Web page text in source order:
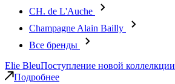
CH. de L'Auche
Champagne Alain Bailly
Все бренды
Elie BleuПоступление новой коллелкции
Подробнее